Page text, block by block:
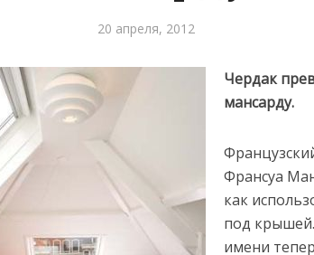
20 апреля, 2012
Чердак
мансарду.
Франсуа
как
под
имени